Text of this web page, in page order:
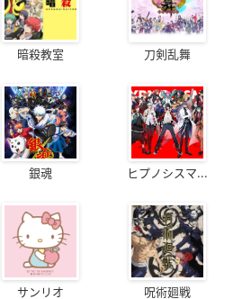
暗殺教室 刀剣乱舞
銀魂 ヒプノシスマ...
サンリオ 呪術廻戦